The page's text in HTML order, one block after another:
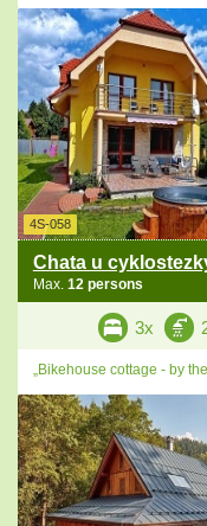
4S-058
Chata u
Max. 12 persons
3x
„Bikehouse cottage - by